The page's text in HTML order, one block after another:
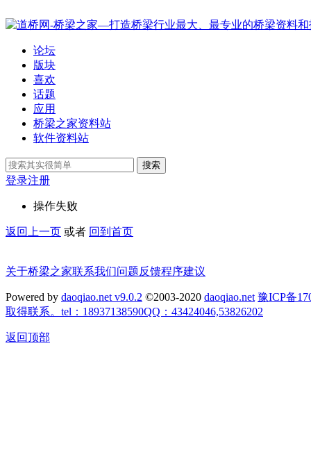
论坛
版块
喜欢
话题
应用
桥梁之家资料站
软件资料站
搜索
登录注册
操作失败
返回上一页 或者 回到首页
关于桥梁之家联系我们问题反馈程序建议
Powered by daoqiao.net v9.0.2 ©2003-2020 daoqiao.net 豫ICP备
取得联系。tel：18937138590QQ：43424046,53826202
返回顶部